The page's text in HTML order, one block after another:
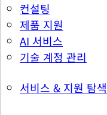
컨설팅
제품 지원
AI 서비스
기술 계정 관리
서비스 & 지원 탐색